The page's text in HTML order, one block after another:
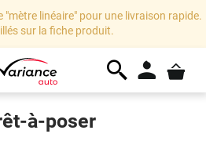
"mètre linéaire" pour une livraison rapide.
sur la fiche produit.
à-poser